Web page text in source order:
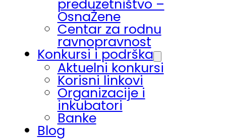
preduzetništvo –
OsnaŽene
Centar za rodnu
ravnopravnost
Konkursi i podrška
Aktuelni konkursi
Korisni linkovi
Organizacije i
inkubatori
Banke
Blog